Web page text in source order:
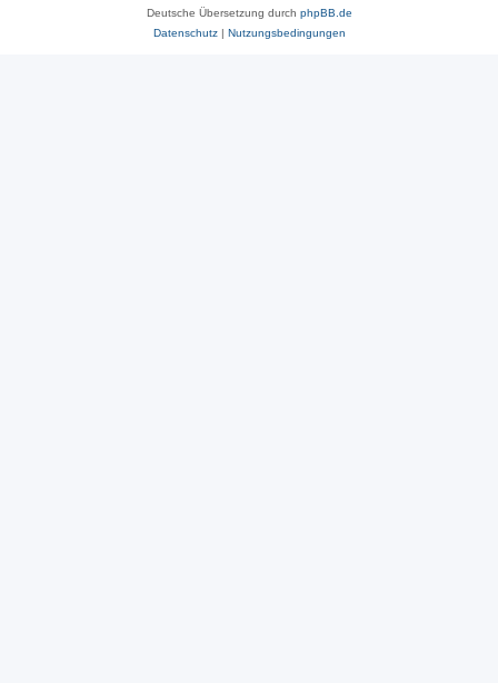
Deutsche Übersetzung durch phpBB.de
Datenschutz| Nutzungsbedingungen